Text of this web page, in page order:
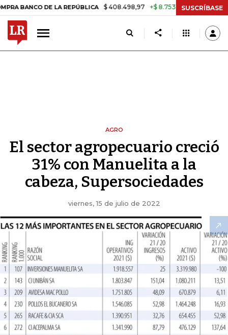
DE LA REPÚBLICA $ 408.498,97 +$ 8.753,81 +2,19% TASA DE
SUSCRÍBASE
AGRO
El sector agropecuario creció
31% con Manuelita a la
cabeza, Supersociedades
viernes, 15 de julio de 2022